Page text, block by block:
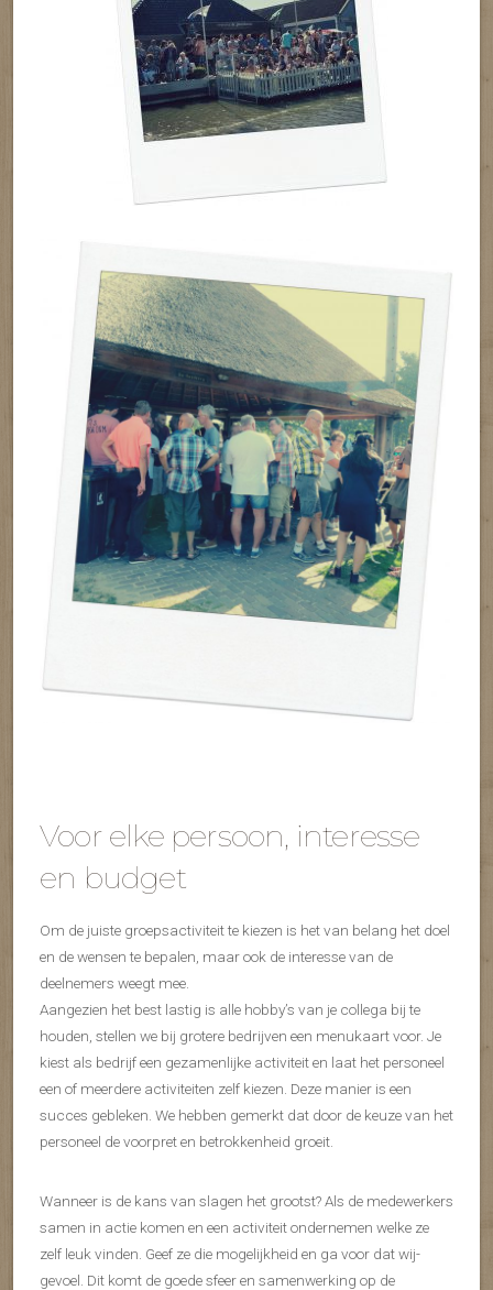
Voor elke persoon, interesse
en budget
Om de juiste groepsactiviteit te kiezen is het van belang het doel
en de wensen te bepalen, maar ook de interesse van de
deelnemers weegt mee.
Aangezien het best lastig is alle hobby’s van je collega bij te
houden, stellen we bij grotere bedrijven een menukaart voor. Je
kiest als bedrijf een gezamenlijke activiteit en laat het personeel
een of meerdere activiteiten zelf kiezen. Deze manier is een
succes gebleken. We hebben gemerkt dat door de keuze van het
personeel de voorpret en betrokkenheid groeit.
Wanneer is de kans van slagen het grootst? Als de medewerkers
samen in actie komen en een activiteit ondernemen welke ze
zelf leuk vinden. Geef ze die mogelijkheid en ga voor dat wij-
gevoel. Dit komt de goede sfeer en samenwerking op de